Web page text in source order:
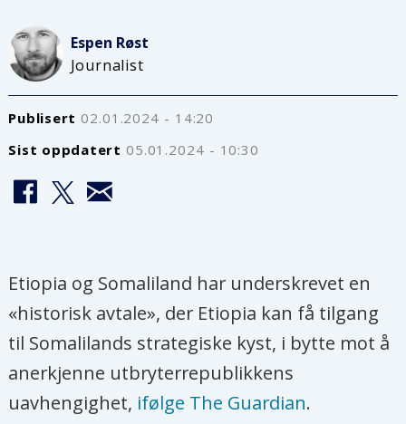
Espen Røst
Journalist
Publisert
02.01.2024 - 14:20
Sist oppdatert
05.01.2024 - 10:30
Etiopia og Somaliland har underskrevet en
«historisk avtale», der Etiopia kan få tilgang
til Somalilands strategiske kyst, i bytte mot å
anerkjenne utbryterrepublikkens
uavhengighet, ifølge The Guardian.